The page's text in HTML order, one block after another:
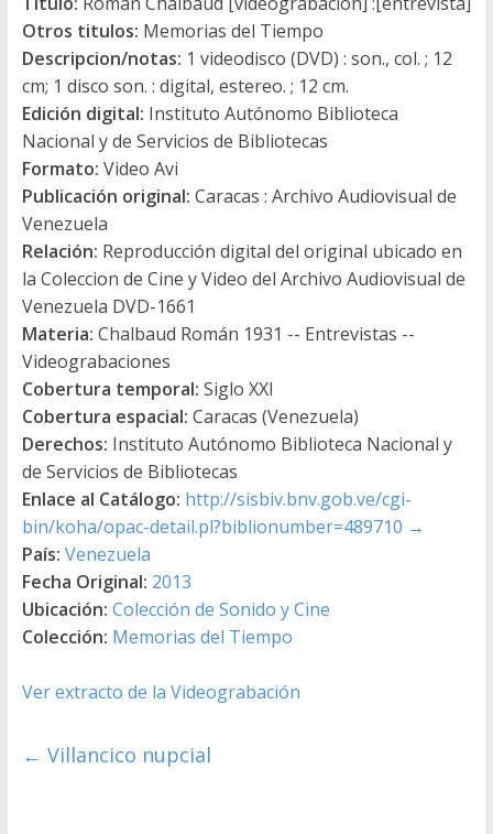
Otros titulos: Memorias del Tiempo
Descripcion/notas: 1 videodisco (DVD) : son., col. ; 12
cm; 1 disco son. : digital, estereo. ; 12 cm.
Edición digital: Instituto Autónomo Biblioteca
Nacional y de Servicios de Bibliotecas
Formato: Video Avi
Publicación original: Caracas : Archivo Audiovisual de
Venezuela
Relación: Reproducción digital del original ubicado en
la Coleccion de Cine y Video del Archivo Audiovisual de
Venezuela DVD-1661
Materia: Chalbaud Román 1931 -- Entrevistas --
Videograbaciones
Cobertura temporal: Siglo XXI
Cobertura espacial: Caracas (Venezuela)
Derechos: Instituto Autónomo Biblioteca Nacional y
de Servicios de Bibliotecas
Enlace al Catálogo: http://sisbiv.bnv.gob.ve/cgi-
bin/koha/opac-detail.pl?biblionumber=489710 →
País: Venezuela
Fecha Original: 2013
Ubicación: Colección de Sonido y Cine
Colección: Memorias del Tiempo
Ver extracto de la Videograbación
← Villancico nupcial